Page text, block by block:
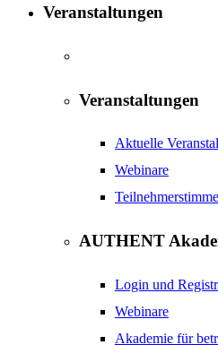
Veranstaltungen
Veranstaltungen
Aktuelle
Webinare
AUTHENT
Login und
Webinare
Akademie für